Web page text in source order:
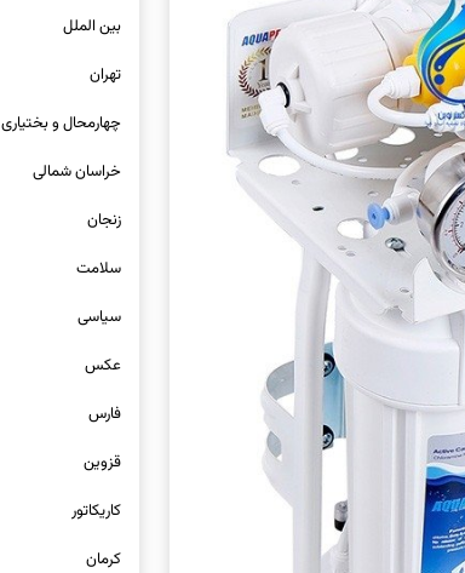
بین الملل
تهران
چهارمحال و بختیاری
خراسان شمالی
زنجان
سلامت
سیاسی
عکس
فارس
قزوین
کاریکاتور
کرمان